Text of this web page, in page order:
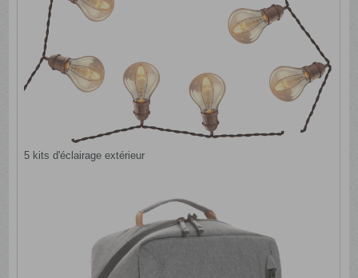
5 kits d'éclairage extérieur